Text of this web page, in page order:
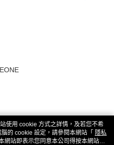
使用 cookie 方式之詳情，及若您不希
的 cookie 設定，請參閱本網站「 隱私
網站即表示您同意本公司得按本網站使